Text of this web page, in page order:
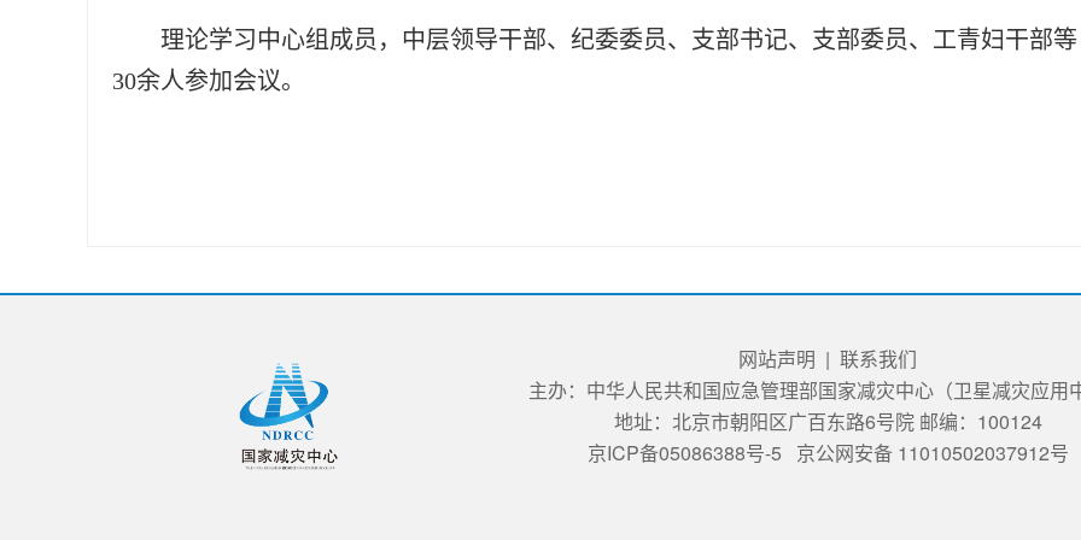
理论学习中心组成员，中层领导干部、纪委委员、支部书记、支部委员、工青妇干部等
30余人参加会议。
网站声明 |联系我们
主办：中华人民共和国应急管理部国家减灾中心（卫星减灾应用
地址：北京市朝阳区广百东路6号院 邮编：100124
京ICP备05086388号-5
京公网安备 11010502037912号